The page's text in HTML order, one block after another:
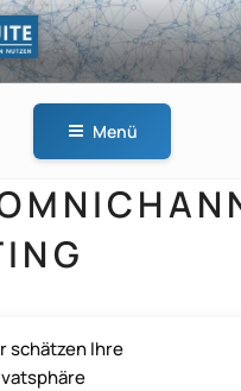
schätzen Ihre
Menü
DYMATRIX GmbH